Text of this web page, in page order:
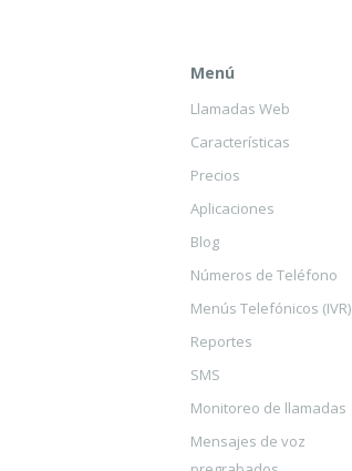
Menú
Llamadas Web
Características
Precios
Aplicaciones
Blog
Números de Teléfono
Menús Telefónicos (IVR)
Reportes
SMS
Monitoreo de llamadas
Mensajes de voz